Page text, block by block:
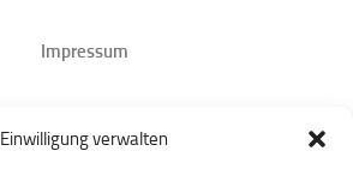
Einwilligung verwalten
Impressum